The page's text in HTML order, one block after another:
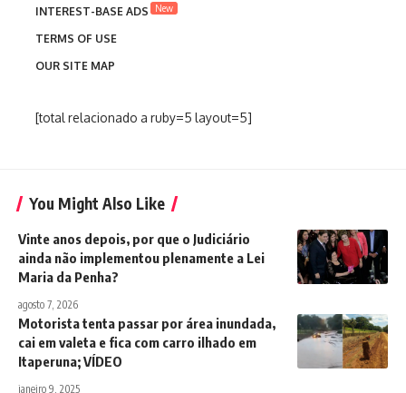
INTEREST-BASE ADS
New
TERMS OF USE
OUR SITE MAP
[total relacionado a ruby=5 layout=5]
You Might Also Like
Vinte anos depois, por que o Judiciário
ainda não implementou plenamente a Lei
Maria da Penha?
agosto 7, 2026
Motorista tenta passar por área inundada,
cai em valeta e fica com carro ilhado em
Itaperuna; VÍDEO
janeiro 9, 2025